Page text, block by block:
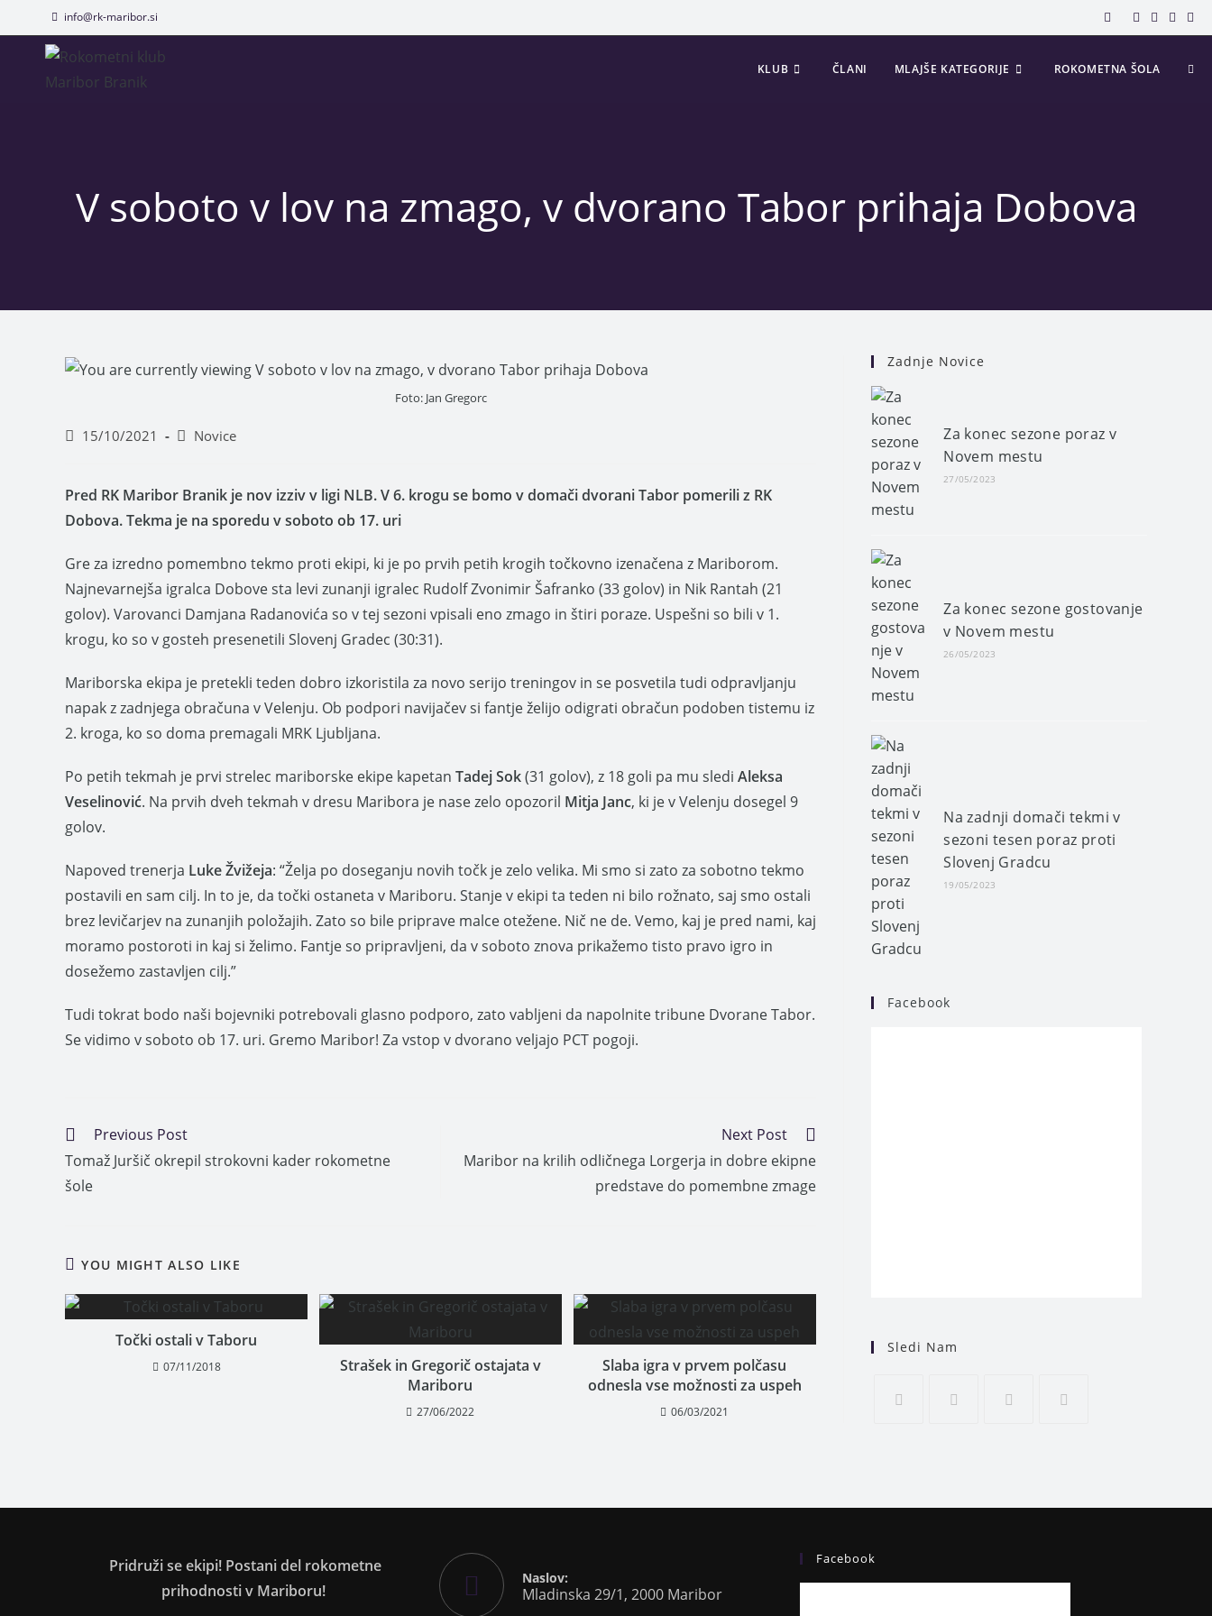
info@rk-maribor.si
KLUB ČLANI MLAJŠE KATEGORIJE ROKOMETNA ŠOLA
V soboto v lov na zmago, v dvorano Tabor prihaja Dobova
Foto: Jan Gregorc
15/10/2021 Novice
Pred RK Maribor Branik je nov izziv v ligi NLB. V 6. krogu se bomo v domači dvorani Tabor pomerili z RK
Dobova. Tekma je na sporedu v soboto ob 17. uri
Gre za izredno pomembno tekmo proti ekipi, ki je po prvih petih krogih točkovno izenačena z Mariborom.
Najnevarnejša igralca Dobove sta levi zunanji igralec Rudolf Zvonimir Šafranko (33 golov) in Nik Rantah (21
golov). Varovanci Damjana Radanovića so v tej sezoni vpisali eno zmago in štiri poraze. Uspešni so bili v 1.
krogu, ko so v gosteh presenetili Slovenj Gradec (30:31).
Mariborska ekipa je pretekli teden dobro izkoristila za novo serijo treningov in se posvetila tudi odpravljanju
napak z zadnjega obračuna v Velenju. Ob podpori navijačev si fantje želijo odigrati obračun podoben tistemu iz
2. kroga, ko so doma premagali MRK Ljubljana.
Po petih tekmah je prvi strelec mariborske ekipe kapetan Tadej Sok(31 golov), z 18 goli pa mu sledi Aleksa
Veselinović. Na prvih dveh tekmah v dresu Maribora je nase zelo opozoril Mitja Janc, ki je v Velenju dosegel 9
golov.
Napoved trenerja Luke Žvižeja: “Želja po doseganju novih točk je zelo velika. Mi smo si zato za sobotno tekmo
postavili en sam cilj. In to je, da točki ostaneta v Mariboru. Stanje v ekipi ta teden ni bilo rožnato, saj smo ostali
brez levičarjev na zunanjih položajih. Zato so bile priprave malce otežene. Nič ne de. Vemo, kaj je pred nami, kaj
moramo postoroti in kaj si želimo. Fantje so pripravljeni, da v soboto znova prikažemo tisto pravo igro in
dosežemo zastavljen cilj.”
Tudi tokrat bodo naši bojevniki potrebovali glasno podporo, zato vabljeni da napolnite tribune Dvorane Tabor.
Se vidimo v soboto ob 17. uri. Gremo Maribor! Za vstop v dvorano veljajo PCT pogoji.
Previous Post
Tomaž Juršič okrepil strokovni kader rokometne
šole
Next Post
Maribor na krilih odličnega Lorgerja in dobre ekipne
predstave do pomembne zmage
YOU MIGHT ALSO LIKE
Točki ostali v Taboru
07/11/2018
Strašek in Gregorič ostajata v
Mariboru
27/06/2022
Slaba igra v prvem polčasu
odnesla vse možnosti za uspeh
06/03/2021
Zadnje Novice
Za konec sezone poraz v
Novem mestu
27/05/2023
Za konec sezone gostovanje
v Novem mestu
26/05/2023
Na zadnji domači tekmi v
sezoni tesen poraz proti
Slovenj Gradcu
19/05/2023
Facebook
Sledi Nam
Pridruži se ekipi! Postani del rokometne
prihodnosti v Mariboru!
Naslov:
Mladinska 29/1, 2000 Maribor
Facebook